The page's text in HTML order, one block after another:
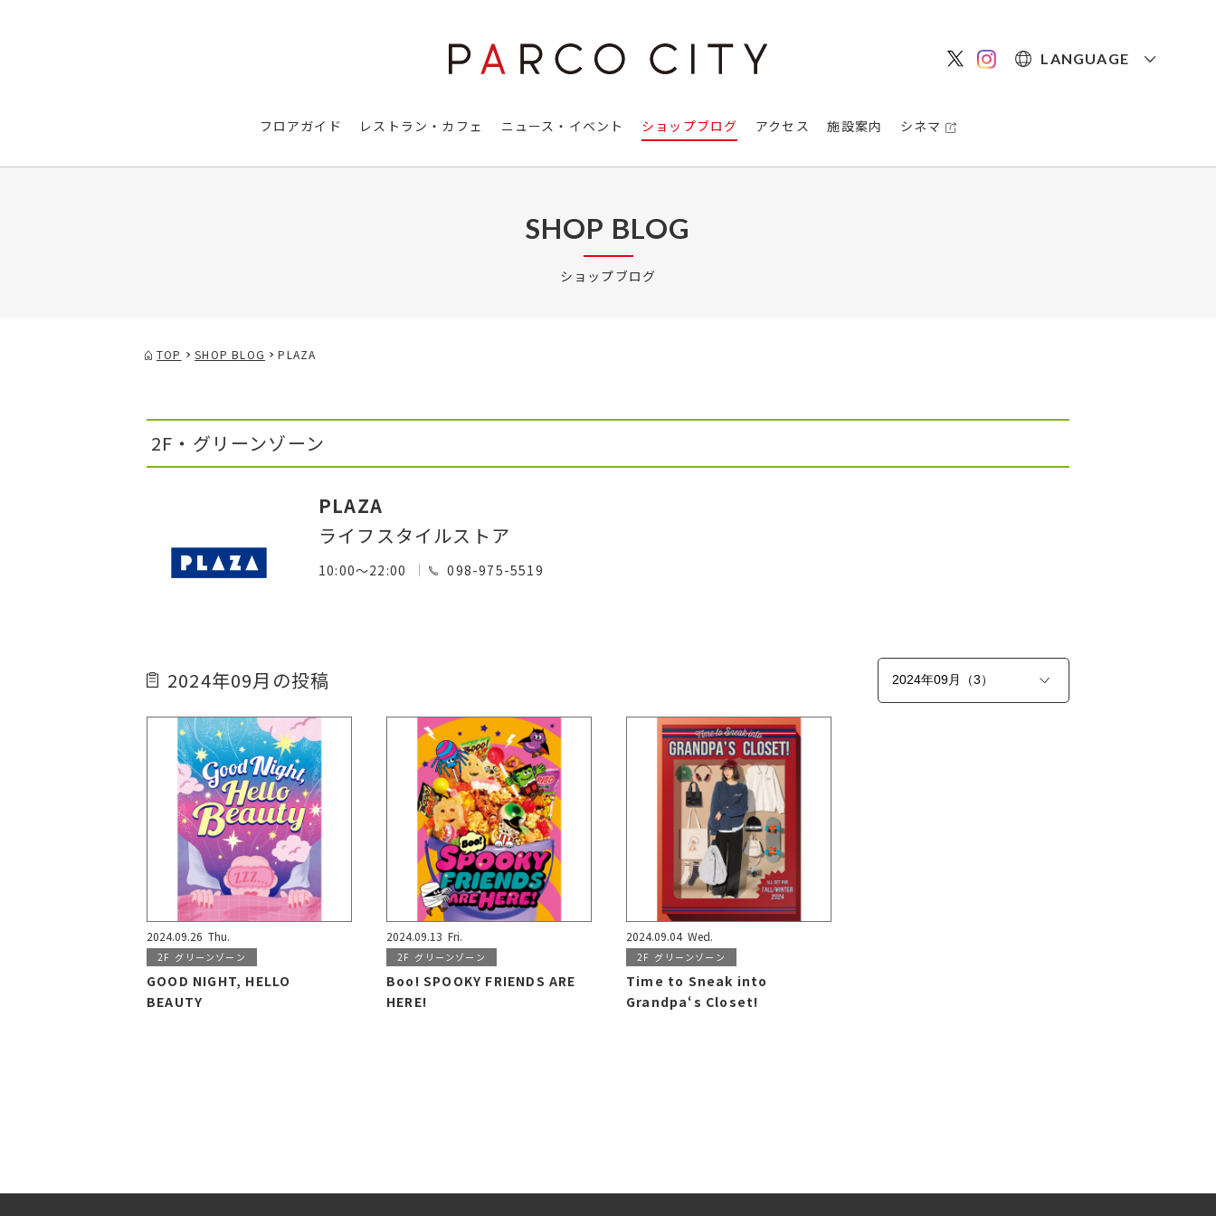
LANGUAGE
フロアガイド レストラン・カフェ ニュース・イベント ショップブログ アクセス 施設案内 シネマ
SHOP BLOG
ショップブログ
TOP SHOP BLOG PLAZA
2F・グリーンゾーン
PLAZA
ライフスタイルストア
10:00～22:00 098-975-5519
2024年09月の投稿
2024.09.26 Thu.
2F グリーンゾーン
GOOD NIGHT, HELLO
BEAUTY
2024.09.13 Fri.
2F グリーンゾーン
Boo! SPOOKY FRIENDS ARE
HERE!
2024.09.04 Wed.
2F グリーンゾーン
Time to Sneak into
Grandpa‘s Closet!